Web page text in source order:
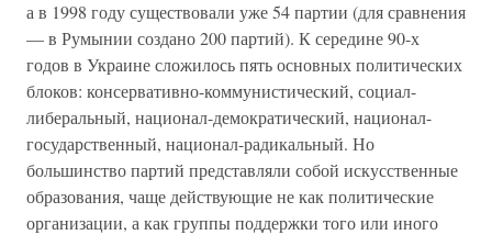
а в 1998 году существовали уже 54 партии (для сравнения
— в Румынии создано 200 партий). К середине 90-х
годов в Украине сложилось пять основных политических
блоков: консервативно-коммунистический, социал-
либеральный, национал-демократический, национал-
государственный, национал-радикальный. Но
большинство партий представляли собой искусственные
образования, чаще действующие не как политические
организации, а как группы поддержки того или иного